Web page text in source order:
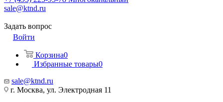
sale@ktnd.ru
Задать вопрос
Войти
Корзина0
Избранные товары0
sale@ktnd.ru
г. Москва, ул. Электродная 11